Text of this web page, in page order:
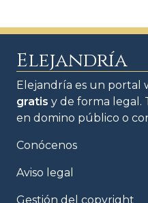
Elejandría
Elejandría es un portal
gratis y de forma legal.
en domino público o
Conócenos
Aviso legal
Gestión del copyright